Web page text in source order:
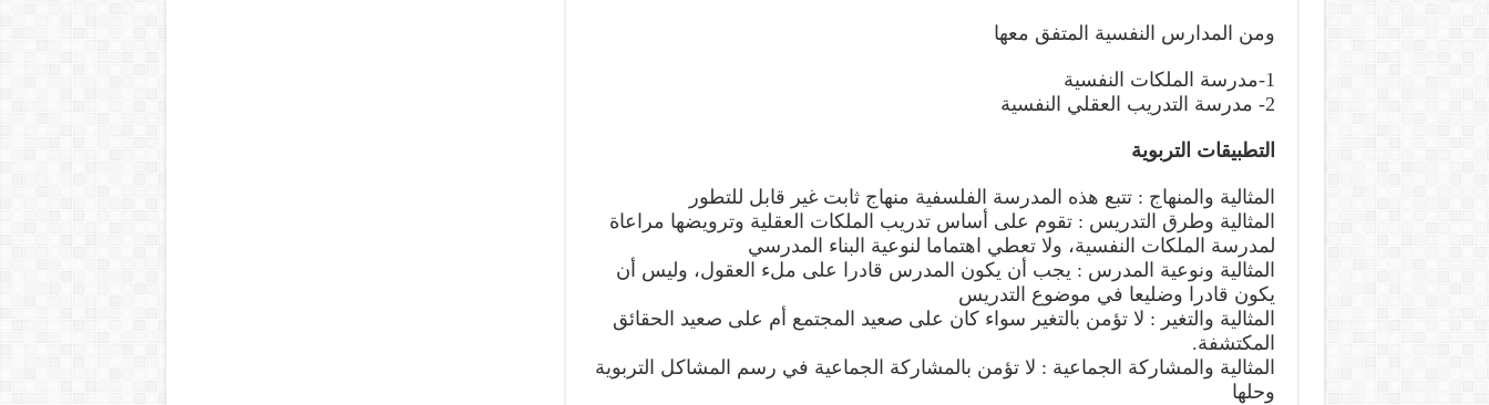
ومن المدارس النفسية المتفق معها
1-مدرسة الملكات النفسية
2- مدرسة التدريب العقلي النفسية
التطبيقات التربوية
المثالية والمنهاج : تتبع هذه المدرسة الفلسفية منهاج ثابت غير قابل للتطور
المثالية وطرق التدريس : تقوم على أساس تدريب الملكات العقلية وترويضها مراعاة
لمدرسة الملكات النفسية، ولا تعطي اهتماما لنوعية البناء المدرسي
المثالية ونوعية المدرس : يجب أن يكون المدرس قادرا على ملء العقول، وليس أن
يكون قادرا وضليعا في موضوع التدريس
المثالية والتغير : لا تؤمن بالتغير سواء كان على صعيد المجتمع أم على صعيد الحقائق
المكتشفة.
المثالية والمشاركة الجماعية : لا تؤمن بالمشاركة الجماعية في رسم المشاكل التربوية
وحلها